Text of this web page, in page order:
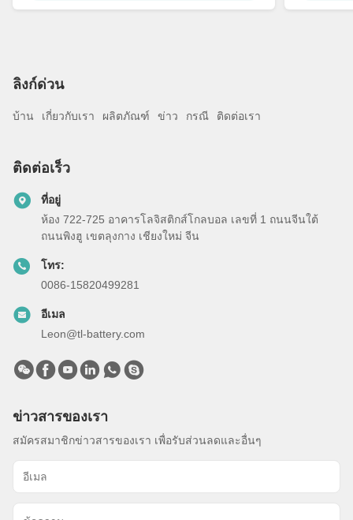
ลิงก์ด่วน
บ้าน เกี่ยวกับเรา ผลิตภัณฑ์ ข่าว กรณี ติดต่อเรา
ติดต่อเร็ว
ที่อยู่
ห้อง 722-725 อาคารโลจิสติกส์โกลบอล เลขที่ 1 ถนนจีนใต้
ถนนพิงฮู เขตลุงกาง เชียงใหม่ จีน
โทร:
0086-15820499281
อีเมล
Leon@tl-battery.com
ข่าวสารของเรา
สมัครสมาชิกข่าวสารของเรา เพื่อรับส่วนลดและอื่นๆ